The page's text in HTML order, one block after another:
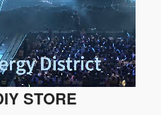
STORE